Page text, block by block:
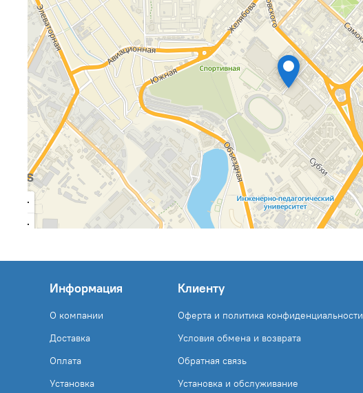
Информация
О компании
Доставка
Оплата
Установка
Клиенту
Оферта и политика конфиденциальности
Условия обмена и возврата
Обратная связь
Установка и обслуживание